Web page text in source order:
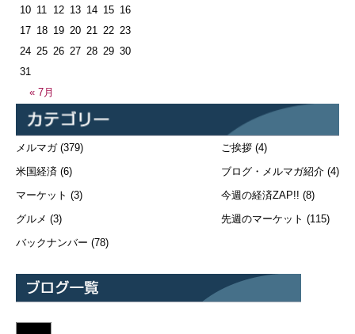
« 7月
10 11 12 13 14 15 16
17 18 19 20 21 22 23
24 25 26 27 28 29 30
31
メルマガ(379)
米国経済 (6)
マーケット (3)
グルメ (3)
バックナンバー (78)
ご挨拶 (4)
ブログ・メルマガ紹介 (4)
今週の経済ZAP!! (8)
先週のマーケット (115)